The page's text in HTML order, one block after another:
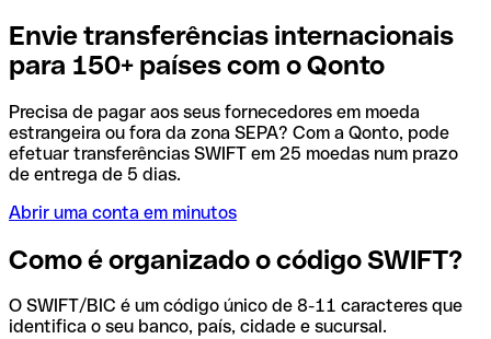
Envie transferências internacionais
para 150+ países com o Qonto
Precisa de pagar aos seus fornecedores em moeda
estrangeira ou fora da zona SEPA? Com a Qonto, pode
efetuar transferências SWIFT em 25 moedas num prazo
de entrega de 5 dias.
Abrir uma conta em minutos
Como é organizado o código SWIFT?
O SWIFT/BIC é um código único de 8-11 caracteres que
identifica o seu banco, país, cidade e sucursal.